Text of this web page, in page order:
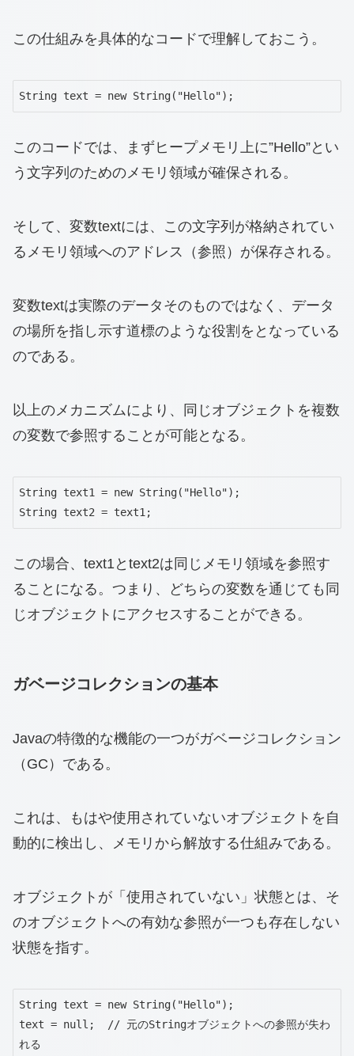
この仕組みを具体的なコードで理解しておこう。
String text = new String("Hello");
このコードでは、まずヒープメモリ上に”Hello”とい
う文字列のためのメモリ領域が確保される。
そして、変数textには、この文字列が格納されてい
るメモリ領域へのアドレス（参照）が保存される。
変数textは実際のデータそのものではなく、データ
の場所を指し示す道標のような役割をとなっている
のである。
以上のメカニズムにより、同じオブジェクトを複数
の変数で参照することが可能となる。
String text1 = new String("Hello");
String text2 = text1;
この場合、text1とtext2は同じメモリ領域を参照す
ることになる。つまり、どちらの変数を通じても同
じオブジェクトにアクセスすることができる。
ガベージコレクションの基本
Javaの特徴的な機能の一つがガベージコレクション
（GC）である。
これは、もはや使用されていないオブジェクトを自
動的に検出し、メモリから解放する仕組みである。
オブジェクトが「使用されていない」状態とは、そ
のオブジェクトへの有効な参照が一つも存在しない
状態を指す。
String text = new String("Hello");
text = null;  // 元のStringオブジェクトへの参照が失わ
れる